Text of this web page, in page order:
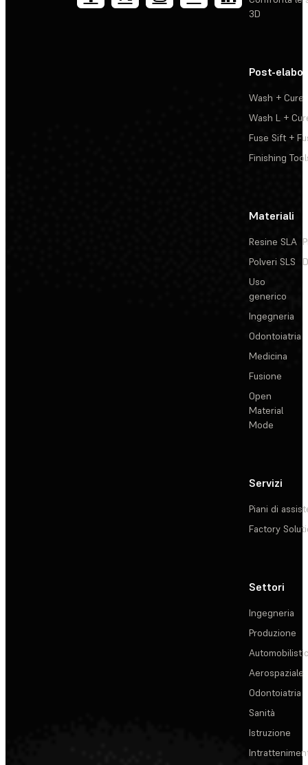
3D
Post-
Wash + Cure
Wash L +
Fuse Sift +
Finishing
Materiali
Resine SLA
Polveri SLS
Uso
generico
Ingegneria
Odontoiatria
Medicina
Fusione
Open
Material
Mode
Servizi
Piani di
Factory
Settori
Ingegneria
Produzione
Aerospaziale
Odontoiatria
Sanità
Istruzione